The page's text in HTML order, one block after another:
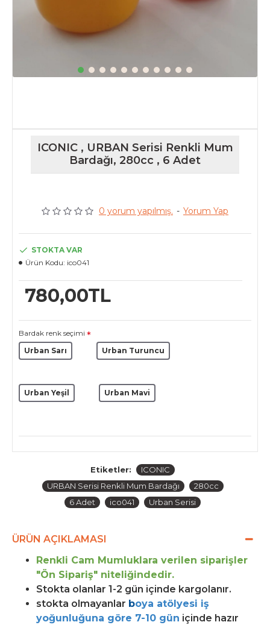
ICONIC , URBAN Serisi Renkli Mum
Bardağı, 280cc , 6 Adet
0 yorum yapılmış. - Yorum Yap
780,00TL
STOKTA VAR
Ürün Kodu: ico041
Bardak renk seçimi
Urban Sarı
Urban Turuncu
Urban Yeşil Urban Mavi
Etiketler:
ICONIC
URBAN Serisi Renkli Mum Bardağı
280cc
6 Adet
ico041 Urban Serisi
ÜRÜN AÇIKLAMASI
Renkli Cam Mumluklara verilen siparişler
"Ön Sipariş" niteliğindedir.
Stokta olanlar 1-2 gün içinde kargolanır.
stokta olmayanlar boya atölyesi iş
yoğunluğuna göre 7-10 gün içinde hazır